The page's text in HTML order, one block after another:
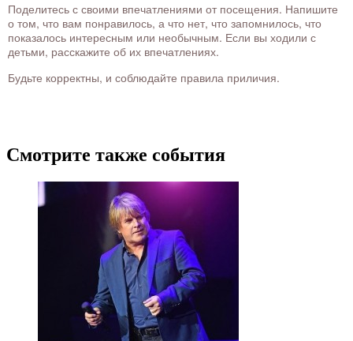
Поделитесь с своими впечатлениями от посещения. Напишите
о том, что вам понравилось, а что нет, что запомнилось, что
показалось интересным или необычным. Если вы ходили с
детьми, расскажите об их впечатлениях.
Будьте корректны, и соблюдайте правила приличия.
Смотрите также события